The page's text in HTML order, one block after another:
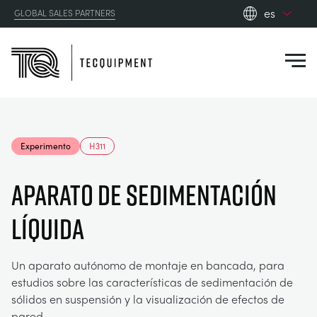
GLOBAL SALES PARTNERS
es
zh
ENERGÍA SOLAR
INGENIERÍA DE CONTROL
OPTICAL EXTENSOMETRY
AEROESPACIAL
AGRICULTURA
AUTOMOTRIZ
RESOURCES
DOWNLOADS
BLOG
ABOUT US
ABOUT US
CONTACT US
Experimento H311
APARATO DE SEDIMENTACIÓN
LÍQUIDA
Un aparato autónomo de montaje en bancada, para
estudios sobre las características de sedimentación de
sólidos en suspensión y la visualización de efectos de